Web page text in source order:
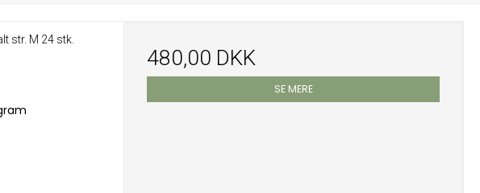
str. M 24 stk.
480,00 DKK
SE MERE